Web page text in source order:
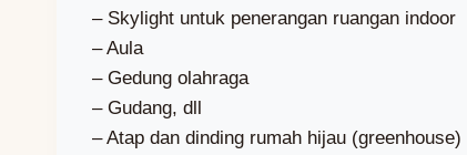
– Skylight untuk penerangan ruangan indoor
– Aula
– Gedung olahraga
– Gudang, dll
– Atap dan dinding rumah hijau (greenhouse)